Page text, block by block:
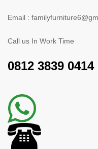
Email :
Call us In Work Time
0812 3839 0414